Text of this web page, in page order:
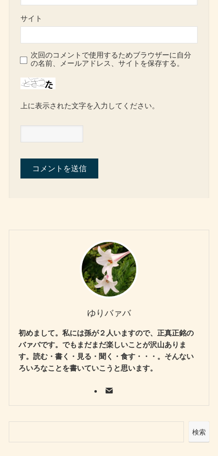
サイト
次回のコメントで使用するためブラウザーに自分
の名前、メールアドレス、サイトを保存する。
上に表示された文字を入力してください。
ゆりバァバ
初めまして。私には孫が２人いますので、正真正銘の
バァバです。でもまだまだ楽しいことが沢山ありま
す。読む・書く・見る・聞く・食す・・・。そんない
ろいろなことを書いていこうと思います。
検索